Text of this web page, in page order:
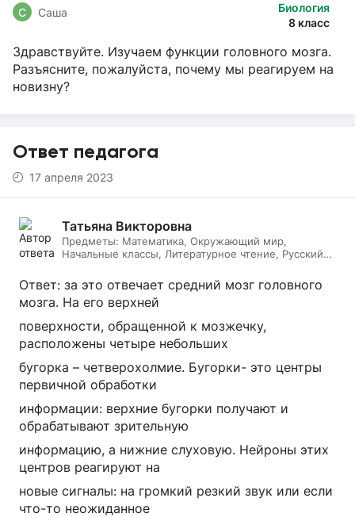
Биология
8 класс
С Саша
Здравствуйте. Изучаем функции головного мозга.
Разъясните, пожалуйста, почему мы реагируем на
новизну?
Ответ педагога
17 апреля 2023
Татьяна Викторовна
Предметы: Математика, Окружающий мир,
Начальные классы, Литературное чтение, Русский
Ответ: за это отвечает средний мозг головного
мозга. На его верхней
поверхности, обращенной к мозжечку,
расположены четыре небольших
бугорка – четверохолмие. Бугорки- это центры
первичной обработки
информации: верхние бугорки получают и
обрабатывают зрительную
информацию, а нижние слуховую. Нейроны этих
центров реагируют на
новые сигналы: на громкий резкий звук или если
что-то неожиданное